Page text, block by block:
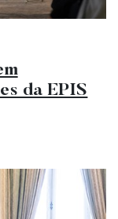
da EPIS